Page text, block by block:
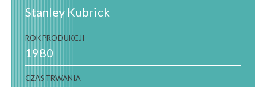
Stanley Kubrick
ROK PRODUKCJI
1980
CZAS TRWANIA